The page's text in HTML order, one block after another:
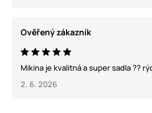
Ověřený zákazník
Mikina je kvalitná a super sadla ??
2. 6. 2026